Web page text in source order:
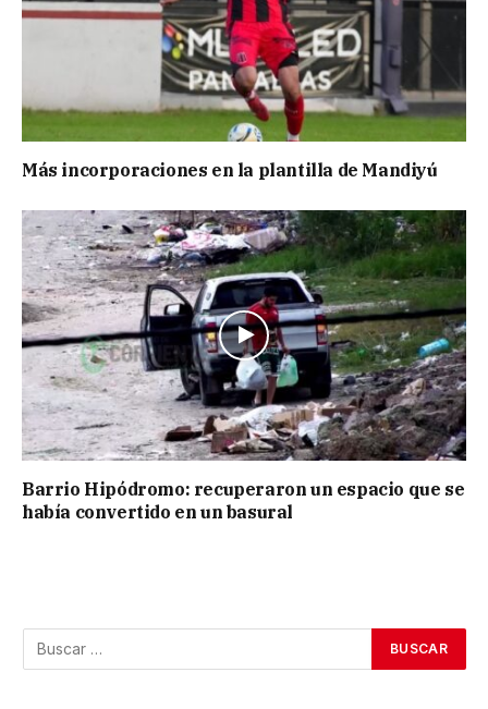
Más incorporaciones en la plantilla de Mandiyú
Barrio Hipódromo: recuperaron un espacio que se
había convertido en un basural